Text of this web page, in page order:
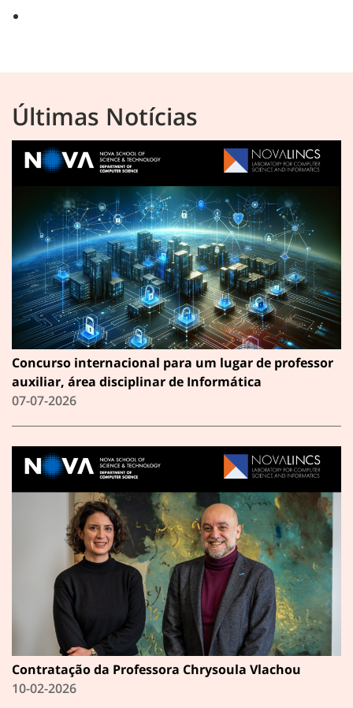
Últimas Notícias
Concurso internacional para um lugar de professor
auxiliar, área disciplinar de Informática
07-07-2026
Contratação da Professora Chrysoula Vlachou
10-02-2026